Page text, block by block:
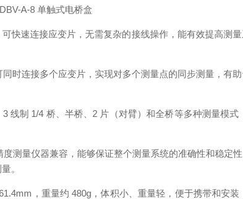
快速连接应变片，无需复杂的接线操作，能有效提高
时连接多个应变片，实现对多个测量点的同步测量，
线制 1/4 桥、半桥、2 片（对臂）和全桥等多种测量模
测量仪器兼容，能够保证整个测量系统的准确性和稳
。
，重量约 480g，体积小、重量轻，便于携带和安